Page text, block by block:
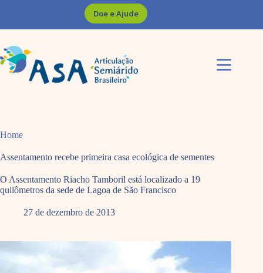
Doe e Ajude
Home
Assentamento recebe primeira casa ecológica de sementes
O Assentamento Riacho Tamboril está localizado a 19
quilômetros da sede de Lagoa de São Francisco
27 de dezembro de 2013